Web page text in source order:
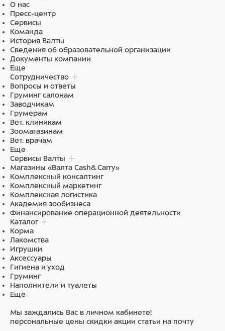
О нас
Пресс-центр
Сервисы
Команда
История Валты
Сведения об образовательной организации
Документы компании
Еще
Сотрудничество
Вопросы и ответы
Груминг салонам
Заводчикам
Грумерам
Вет. клиникам
Зоомагазинам
Вет. врачам
Еще
Сервисы Валты
Магазины «Валта Cash&Carry»
Комплексный консалтинг
Комплексный маркетинг
Комплексная логистика
Академия зообизнеса
Финансирование операционной деятельности
Каталог
Корма
Лакомства
Игрушки
Аксессуары
Гигиена и уход
Груминг
Наполнители и туалеты
Еще
Мы заждались Вас в личном кабинете!
персональные цены скидки акции статьи на почту